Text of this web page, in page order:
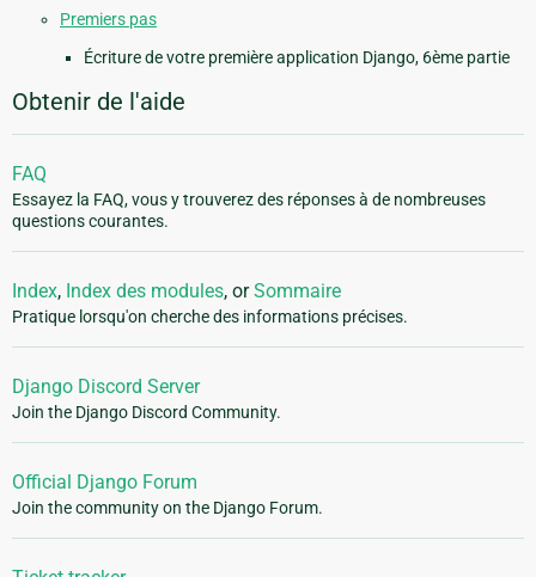
Premiers pas
Écriture de votre première application Django, 6ème partie
Obtenir de l'aide
FAQ
Essayez la FAQ, vous y trouverez des réponses à de nombreuses
questions courantes.
Index, Index des modules, orSommaire
Pratique lorsqu'on cherche des informations précises.
Django Discord Server
Join the Django Discord Community.
Official Django Forum
Join the community on the Django Forum.